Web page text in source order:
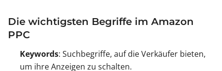
Die wichtigsten Begriffe im Amazon
PPC
Keywords: Suchbegriffe, auf die Verkäufer bieten,
um ihre Anzeigen zu schalten.